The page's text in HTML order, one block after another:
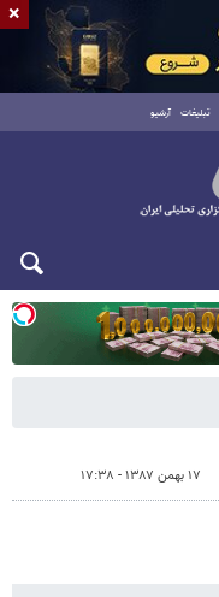
تبلیغات آرشیو
۱۷ بهمن ۱۳۸۷ - ۱۷:۳۸
×